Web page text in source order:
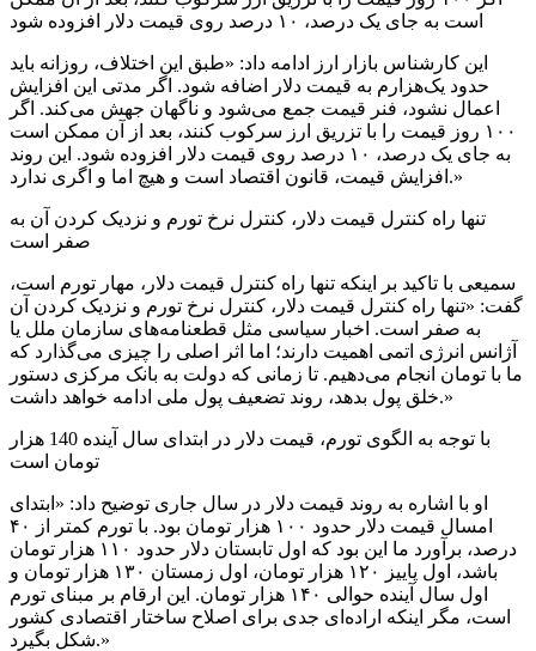
است به جای یک درصد، ۱۰ درصد روی قیمت دلار افزوده شود
این کارشناس بازار ارز ادامه داد: «طبق این اختلاف، روزانه باید
حدود یک‌هزارم به قیمت دلار اضافه شود. اگر مدتی این افزایش
اعمال نشود، فنر قیمت جمع می‌شود و ناگهان جهش می‌کند. اگر
۱۰۰ روز قیمت را با تزریق ارز سرکوب کنند، بعد از آن ممکن است
به جای یک درصد، ۱۰ درصد روی قیمت دلار افزوده شود. این روند
افزایش قیمت، قانون اقتصاد است و هیچ اما و اگری ندارد.»
تنها راه کنترل قیمت دلار، کنترل نرخ تورم و نزدیک کردن آن به
صفر است
سمیعی با تاکید بر اینکه تنها راه کنترل قیمت دلار، مهار تورم است،
گفت: «تنها راه کنترل قیمت دلار، کنترل نرخ تورم و نزدیک کردن آن
به صفر است. اخبار سیاسی مثل قطعنامه‌های سازمان ملل یا
آژانس انرژی اتمی اهمیت دارند؛ اما اثر اصلی را چیزی می‌گذارد که
ما با تومان انجام می‌دهیم. تا زمانی که دولت به بانک مرکزی دستور
خلق پول بدهد، روند تضعیف پول ملی ادامه خواهد داشت.»
با توجه به الگوی تورم، قیمت دلار در ابتدای سال آینده 140 هزار
تومان است
او با اشاره به روند قیمت دلار در سال جاری توضیح داد: «ابتدای
امسال قیمت دلار حدود ۱۰۰ هزار تومان بود. با تورم کمتر از ۴۰
درصد، برآورد ما این بود که اول تابستان دلار حدود ۱۱۰ هزار تومان
باشد، اول پاییز ۱۲۰ هزار تومان، اول زمستان ۱۳۰ هزار تومان و
اول سال آینده حوالی ۱۴۰ هزار تومان. این ارقام بر مبنای تورم
است، مگر اینکه اراده‌ای جدی برای اصلاح ساختار اقتصادی کشور
شکل بگیرد.»